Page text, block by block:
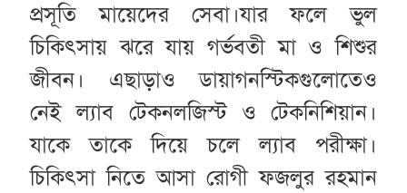
প্রসূতি মায়েদের সেবা।যার ফলে ভুল
চিকিৎসায় ঝরে যায় গর্ভবতী মা ও শিশুর
জীবন। এছাড়াও ডায়াগনস্টিকগুলোতেও
নেই ল্যাব টেকনলজিস্ট ও টেকনিশিয়ান।
যাকে তাকে দিয়ে চলে ল্যাব পরীক্ষা।
চিকিৎসা নিতে আসা রোগী ফজলুর রহমান